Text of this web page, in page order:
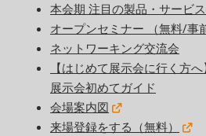
本会期 注目の製品・サービ
オープンセミナー （無料/事
ネットワーキング交流会
【はじめて展示会に行く方へ
展示会初めてガイド
会場案内図
来場登録をする（無料）